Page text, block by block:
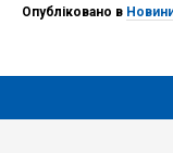
Опубліковано в